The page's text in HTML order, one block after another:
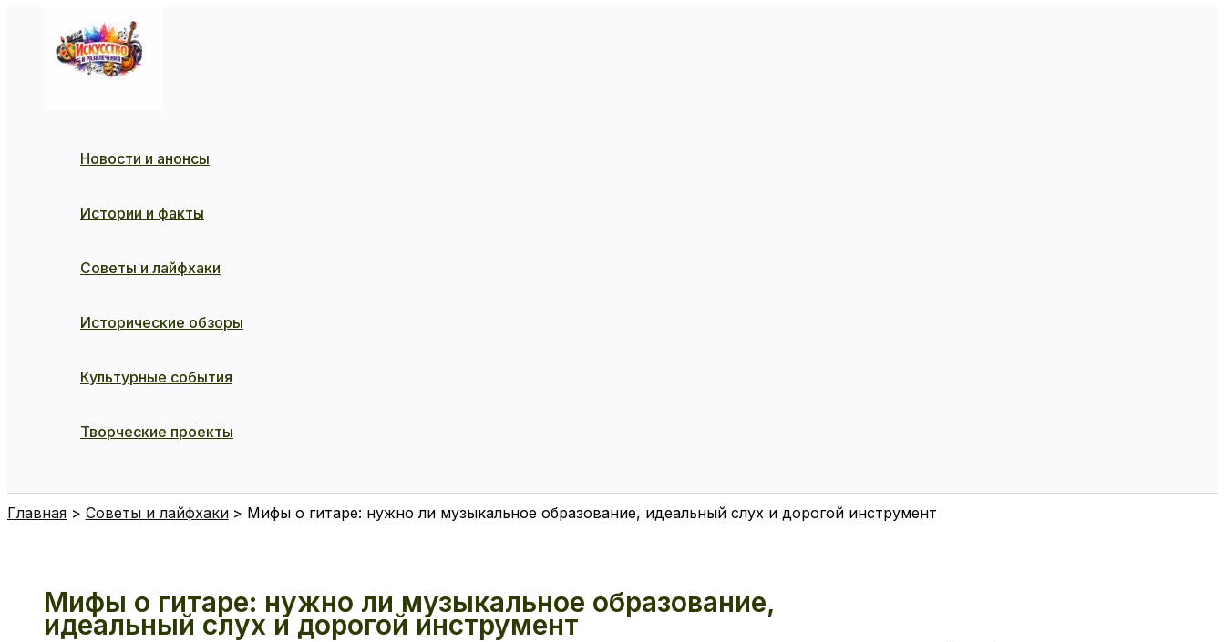
содержимому
Новости и анонсы
Истории и факты
Советы и лайфхаки
Исторические обзоры
Культурные события
Творческие проекты
Главная Советы и лайфхаки Мифы о гитаре: нужно ли музыкальное образование, идеальный слух и дорогой инструмент
Мифы о гитаре: нужно ли музыкальное образование,
идеальный слух и дорогой инструмент